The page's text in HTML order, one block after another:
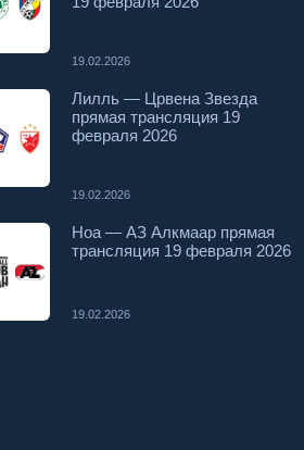
19.02.2026
Лилль — Црвена Звезда
прямая трансляция 19
февраля 2026
19.02.2026
Ноа — АЗ Алкмаар прямая
трансляция 19 февраля 2026
19.02.2026